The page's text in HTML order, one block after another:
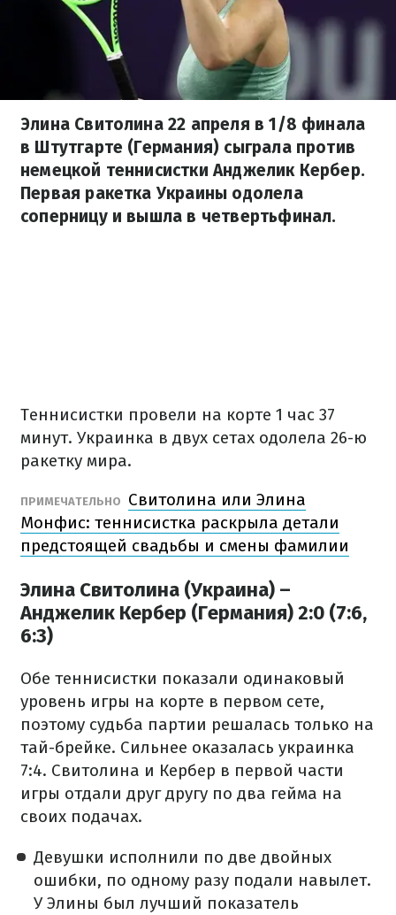
Элина Свитолина 22 апреля в 1/8 финала
в Штутгарте (Германия) сыграла против
немецкой теннисистки Анджелик Кербер.
Первая ракетка Украины одолела
соперницу и вышла в четвертьфинал.
Теннисистки провели на корте 1 час 37
минут. Украинка в двух сетах одолела 26-ю
ракетку мира.
ПРИМЕЧАТЕЛЬНО
Свитолина или Элина
Монфис: теннисистка раскрыла детали
предстоящей свадьбы и смены фамилии
Элина Свитолина (Украина) –
Анджелик Кербер (Германия) 2:0 (7:6,
6:3)
Обе теннисистки показали одинаковый
уровень игры на корте в первом сете,
поэтому судьба партии решалась только на
тай-брейке. Сильнее оказалась украинка
7:4. Свитолина и Кербер в первой части
игры отдали друг другу по два гейма на
своих подачах.
Девушки исполнили по две двойных
ошибки, по одному разу подали навылет.
У Элины был лучший показатель